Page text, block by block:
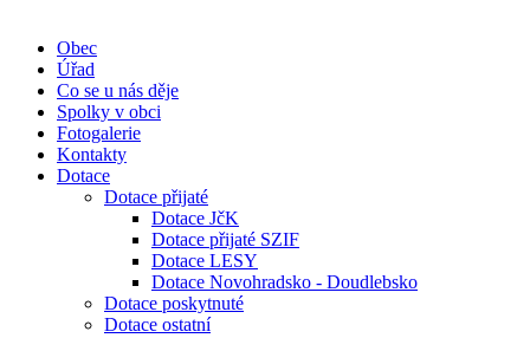
Obec
Úřad
Co se u nás děje
Spolky v obci
Fotogalerie
Kontakty
Dotace
Dotace přijaté
Dotace JčK
Dotace přijaté SZIF
Dotace LESY
Dotace Novohradsko - Doudlebsko
Dotace poskytnuté
Dotace ostatní